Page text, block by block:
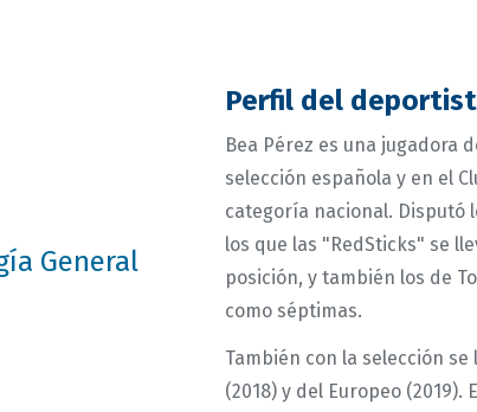
General
Perfil del
Bea Pérez es una jugadora
selección española y en el
categoría nacional. Disputó
los que las "RedSticks" se
posición, y también los de
como séptimas.
También con la selección
(2018) y del Europeo